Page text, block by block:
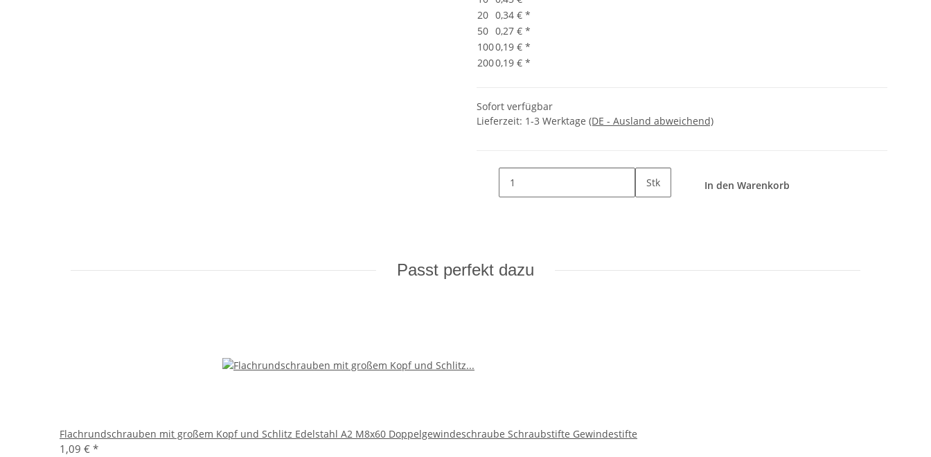
20 0,34 € *
50 0,27 € *
1000,19 € *
2000,19 € *
Sofort verfügbar
Lieferzeit: 1-3 Werktage (DE - Ausland abweichend)
Stk In den Warenkorb
Passt perfekt dazu
Flachrundschrauben mit großem Kopf und Schlitz Edelstahl A2 M8x60 Doppelgewindeschraube Schraubstifte Gewindestifte
1,09 € *